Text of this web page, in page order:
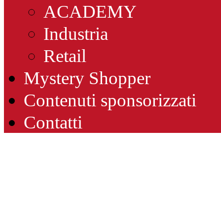
ACADEMY
Industria
Retail
Mystery Shopper
Contenuti sponsorizzati
Contatti